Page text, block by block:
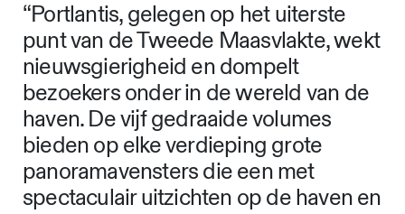
“Portlantis, gelegen op het uiterste
punt van de Tweede Maasvlakte, wekt
nieuwsgierigheid en dompelt
bezoekers onder in de wereld van de
haven. De vijf gedraaide volumes
bieden op elke verdieping grote
panoramavensters die een met
spectaculair uitzichten op de haven en